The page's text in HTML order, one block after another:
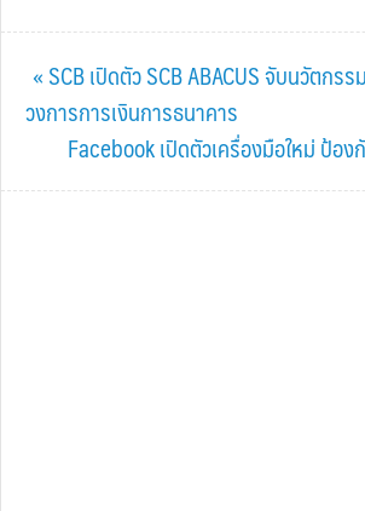
Previous
Post:
« SCB เปิดตัว SCB ABACUS จับนวัตกร
วงการการเงินการธนาคาร
Next
Post:
Facebook เปิดตัวเครื่องมือใหม่ ป้อ